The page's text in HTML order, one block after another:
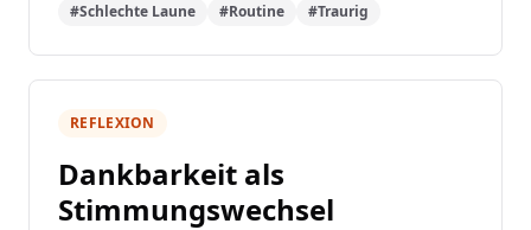
#Schlechte Laune #Routine #Traurig
REFLEXION
Dankbarkeit als
Stimmungswechsel